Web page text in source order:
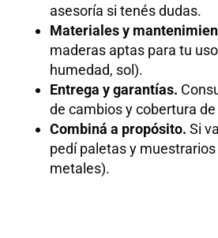
asesoría si tenés dudas.
Materiales y
maderas aptas para tu
humedad, sol).
Entrega y garantías.
de cambios y cobertura
Combiná a propósito. Si
pedí paletas y
metales).